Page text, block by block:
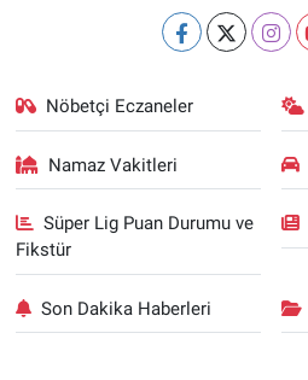
Nöbetçi Eczaneler
Namaz Vakitleri
Süper Lig Puan Durumu ve
Fikstür
Son Dakika Haberleri